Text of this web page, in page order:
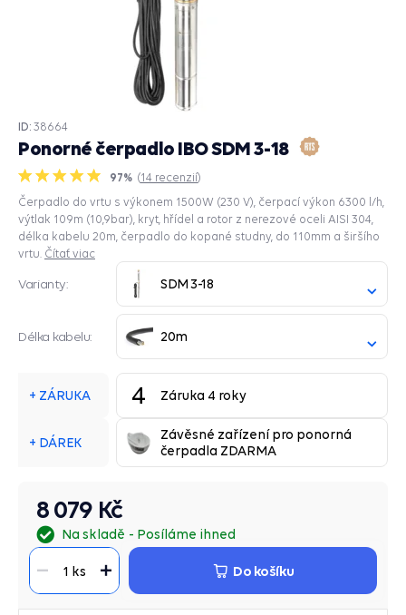
Ponorné čerpadlo IBO SDM 3-18
97% (14 recenzií)
ID: 38664
Čerpadlo do vrtu s výkonem 1500W (230 V), čerpací výkon 6300 l/h,
výtlak 109m (10,9bar), kryt, hřídel a rotor z nerezové oceli AISI 304,
délka kabelu 20m, čerpadlo do kopané studny, do 110mm a širšího
vrtu. Čítať viac
+ ZÁRUKA 4 Záruka 4 roky
+ DÁREK
Závěsné zařízení pro ponorná
čerpadla ZDARMA
Varianty: SDM 3-18
Délka kabelu: 20m
Na skladě Posíláme ihned
8 079 Kč
1 ks Do košíku